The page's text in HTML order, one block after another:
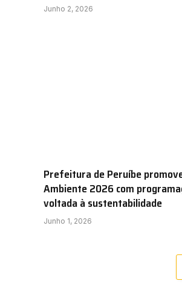
Junho 2, 2026
Prefeitura de Peruíbe
Ambiente 2026 com
voltada à sustentabilidade
Junho 1, 2026